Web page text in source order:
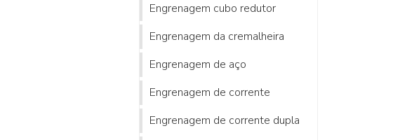
Engrenagem cubo redutor
Engrenagem da cremalheira
Engrenagem de aço
Engrenagem de corrente
Engrenagem de corrente dupla